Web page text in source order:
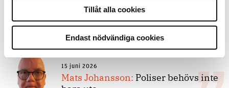
Tillåt alla cookies
Endast nödvändiga cookies
7 juli 2026
kan polisen inte göra något alls
15 juni 2026
Mats Johansson: Poliser behövs inte